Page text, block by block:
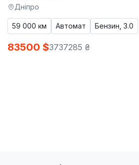
Дніпро
59 000 км Автомат Бензин, 3.0
83500 $3737285 ₴